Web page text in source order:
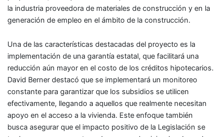
la industria proveedora de materiales de construcción y en la
generación de empleo en el ámbito de la construcción.
Una de las características destacadas del proyecto es la
implementación de una garantía estatal, que facilitará una
reducción aún mayor en el costo de los créditos hipotecarios.
David Berner destacó que se implementará un monitoreo
constante para garantizar que los subsidios se utilicen
efectivamente, llegando a aquellos que realmente necesitan
apoyo en el acceso a la vivienda. Este enfoque también
busca asegurar que el impacto positivo de la Legislación se